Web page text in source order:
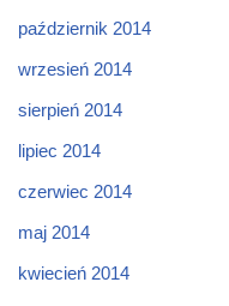
październik 2014
wrzesień 2014
sierpień 2014
lipiec 2014
czerwiec 2014
maj 2014
kwiecień 2014